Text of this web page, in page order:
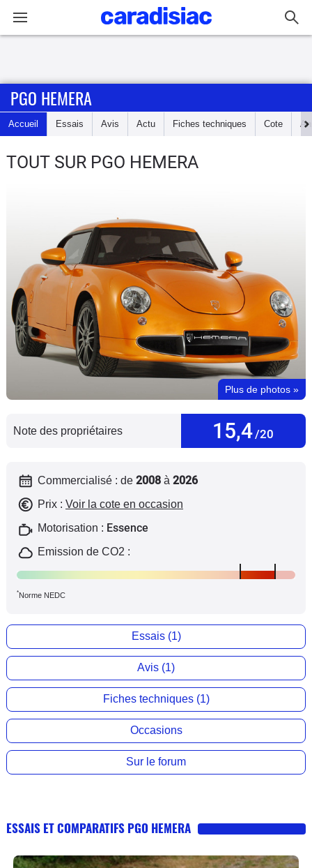
Accueil
Actu
Essais
Electriques
Utilitaires
Flottes
Auto
Marques
PGO HEMERA
Accueil Essais Avis Actu Fiches techniques Cote
TOUT SUR PGO HEMERA
Plus de photos »
Note des propriétaires 15,4 /20
Commercialisé : de 2008 à 2026
Prix : Voir la cote en occasion
Motorisation : Essence
Emission de CO2 :
*Norme NEDC
Essais (1)
Avis (1)
Fiches techniques (1)
Occasions
Sur le forum
ESSAIS ET COMPARATIFS PGO HEMERA